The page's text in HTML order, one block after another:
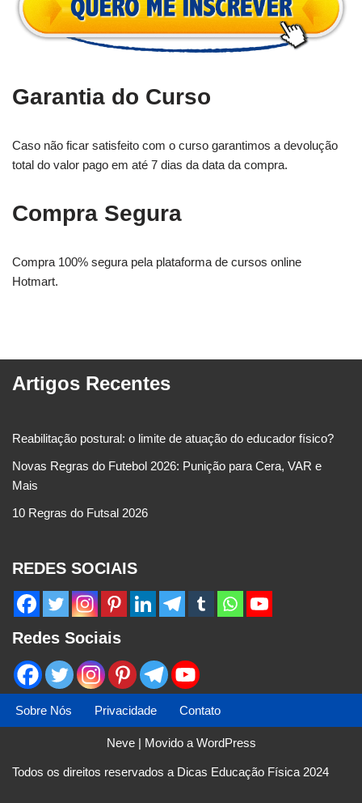
Garantia do Curso
Caso não ficar satisfeito com o curso garantimos a devolução
total do valor pago em até 7 dias da data da compra.
Compra Segura
Compra 100% segura pela plataforma de cursos online
Hotmart.
Artigos Recentes
Reabilitação postural: o limite de atuação do educador físico?
Novas Regras do Futebol 2026: Punição para Cera, VAR e
Mais
10 Regras do Futsal 2026
REDES SOCIAIS
Redes Sociais
Sobre Nós Privacidade Contato
Neve| Movido a WordPress
Todos os direitos reservados a Dicas Educação Física 2024